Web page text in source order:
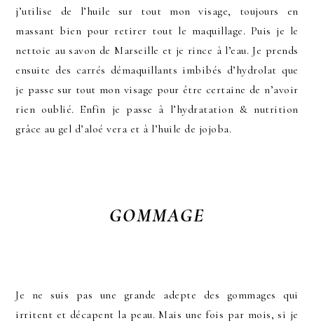
j’utilise de l’huile sur tout mon visage, toujours en
massant bien pour retirer tout le maquillage. Puis je le
nettoie au savon de Marseille et je rince à l’eau. Je prends
ensuite des carrés démaquillants imbibés d’hydrolat que
je passe sur tout mon visage pour être certaine de n’avoir
rien oublié. Enfin je passe à l’hydratation & nutrition
grâce au gel d’aloé vera et à l’huile de jojoba.
GOMMAGE
Je ne suis pas une grande adepte des gommages qui
irritent et décapent la peau. Mais une fois par mois, si je